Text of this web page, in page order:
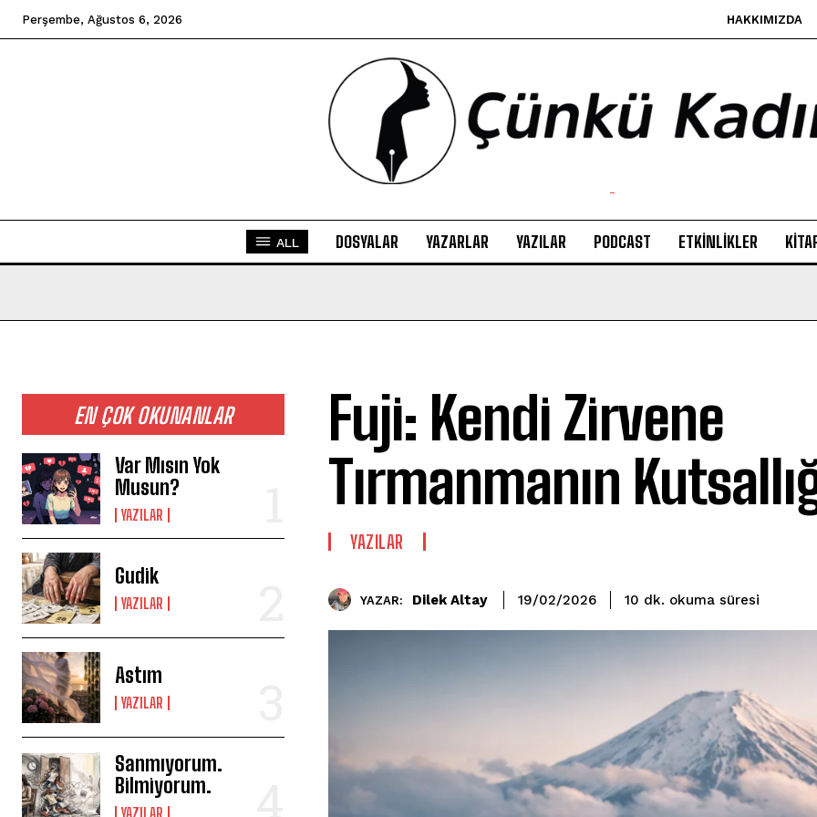
Perşembe, Ağustos 6, 2026 HAKKIMIZDA
-
ALL DOSYALAR YAZARLAR YAZILAR PODCAST ETKINLIKLER
EN ÇOK OKUNANLAR
Var Mısın Yok
Musun?
YAZILAR
Gudik
YAZILAR
Astım
YAZILAR
Sanmıyorum.
Bilmiyorum.
YAZILAR
Fuji: Kendi Zirvene
Tırmanmanın
YAZILAR
YAZAR: Dilek Altay 19/02/2026 10 dk. okuma süresi